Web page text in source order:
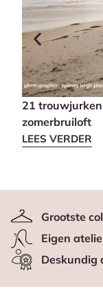
21
zomerbruiloft
LEES VERDER
Grootste
Eigen
Deskundig